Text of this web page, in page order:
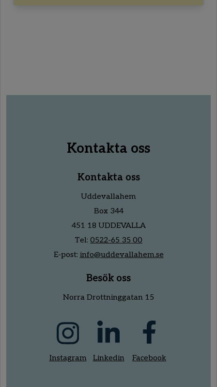
Kontakta oss
Kontakta oss
Uddevallahem
Box 344
451 18 UDDEVALLA
Tel: 0522-65 35 00
E-post: info@uddevallahem.se
Besök oss
Norra Drottninggatan 15
Instagram Linkedin Facebook